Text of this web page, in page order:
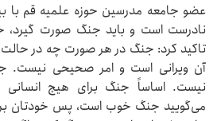
عضو جامعه مدرسین حوزه علمیه قم با
نادرست است و باید جنگ صورت گیرد،
تاکید کرد: جنگ در هر صورت چه در
آن ویرانی است و امر صحیحی
نیست. اساساً جنگ برای هیچ انسانی
می‌گویید جنگ خوب است، پس خودتان